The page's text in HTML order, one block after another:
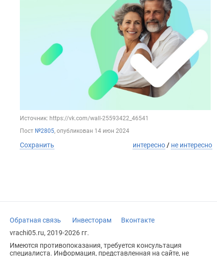
Источник: https://vk.com/wall-25593422_46541
Пост №2805, опубликован 14 июн 2024
Сохранить интересно / не интересно
Обратная связь Инвесторам
Вконтакте
vrachi05.ru, 2019-2026 гг.
Имеются противопоказания, требуется консультация
специалиста. Информация, представленная на сайте, не